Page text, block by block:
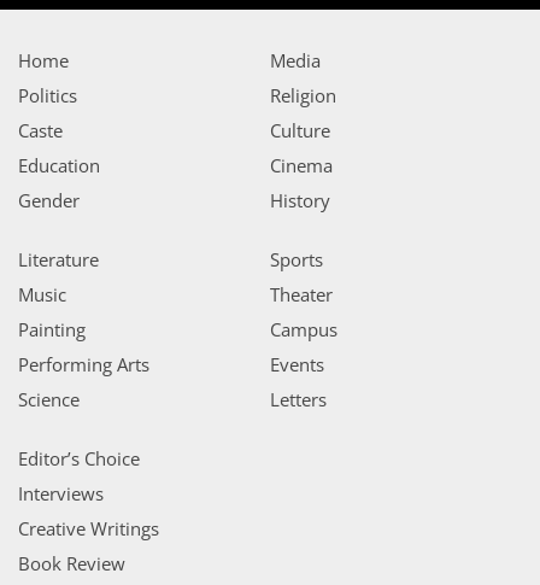
Home
Politics
Caste
Education
Gender
Media
Religion
Culture
Cinema
History
Literature
Music
Painting
Performing Arts
Science
Sports
Theater
Campus
Events
Letters
Editor’s Choice
Interviews
Creative Writings
Book Review